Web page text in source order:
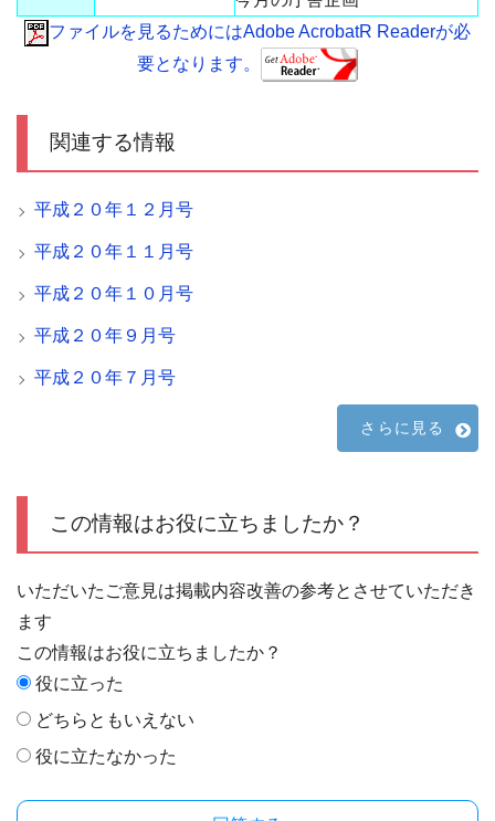
ファイルを見るためにはAdobe AcrobatR Readerが必
要となります。
関連する情報
平成２０年１２月号
平成２０年１１月号
平成２０年１０月号
平成２０年９月号
平成２０年７月号
さらに見る
この情報はお役に立ちましたか？
いただいたご意見は掲載内容改善の参考とさせていただき
ます
この情報はお役に立ちましたか？
役に立った
どちらともいえない
役に立たなかった